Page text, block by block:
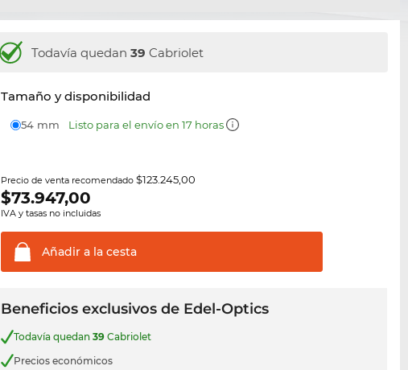
Todavía quedan39 Cabriolet
Tamaño y disponibilidad
54 mm Listo para el envío en 17 horas
Precio de venta recomendado$123.245,00
$73.947,00
IVA y tasas no incluidas
Añadir a la cesta
Beneficios exclusivos de Edel-Optics
Todavía quedan39 Cabriolet
Precios económicos